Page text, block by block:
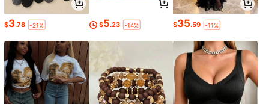
$3.78 -21% $5.23 -14% $35.59 -11%